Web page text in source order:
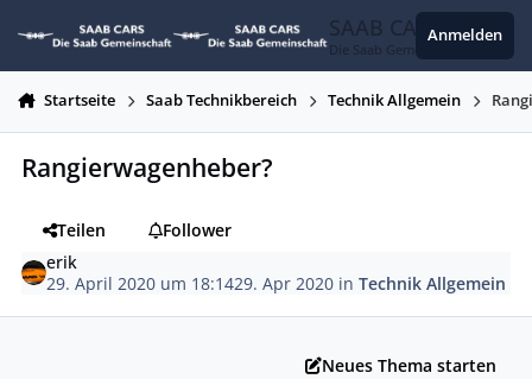
SAAB CARS
Die Saab Gemeinschaft
Anmelden
Startseite Saab Technikbereich Technik Allgemein
Rangierwagenheber?
Teilen
Follower
erik
29. April 2020 um 18:1429. Apr 2020 inTechnik Allgemein
Neues Thema starten